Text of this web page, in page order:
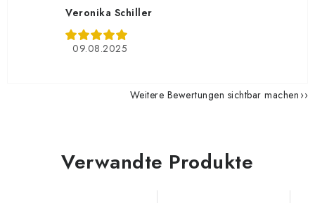
Veronika Schiller
09.08.2025
Weitere Bewertungen sichtbar machen
Verwandte Produkte